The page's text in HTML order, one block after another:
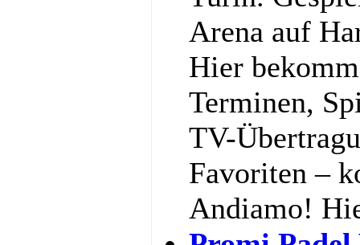
Arena auf
Hier
Terminen,
TV-
Favoriten –
Andiamo!